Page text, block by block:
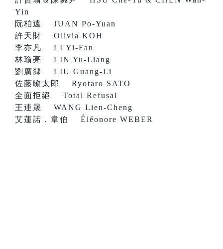
Yin
阮柏遠 JUAN Po-Yuan
許天財 Olivia KOH
李亦凡 LI Yi-Fan
林瑜亮 LIN Yu-Liang
劉廣隸 LIU Guang-Li
佐藤瞭太郎 Ryotaro SATO
全面拒絕 Total Refusal
王連晟 WANG Lien-Cheng
艾蓮諾．韋伯 Éléonore WEBER